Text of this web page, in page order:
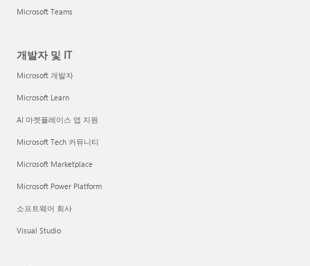
Microsoft Teams
개발자 및 IT
Microsoft 개발자
Microsoft Learn
AI 마켓플레이스 앱 지원
Microsoft Tech 커뮤니티
Microsoft Marketplace
Microsoft Power Platform
소프트웨어 회사
Visual Studio